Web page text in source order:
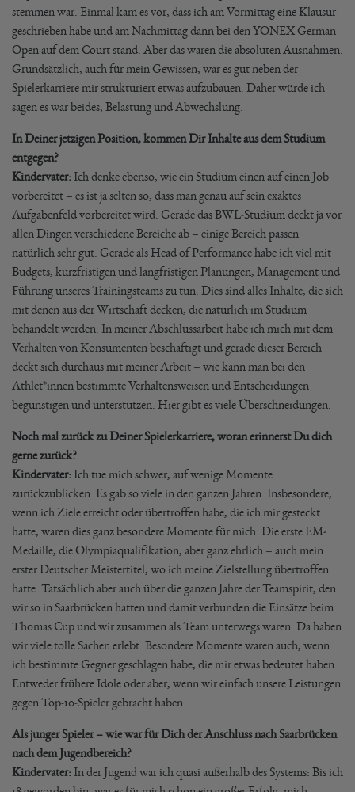
stemmen war. Einmal kam es vor, dass ich am Vormittag eine Klausur
geschrieben habe und am Nachmittag dann bei den YONEX German
Open auf dem Court stand. Aber das waren die absoluten Ausnahmen.
Grundsätzlich, auch für mein Gewissen, war es gut neben der
Spielerkarriere mir strukturiert etwas aufzubauen. Daher würde ich
sagen es war beides, Belastung und Abwechslung.
In Deiner jetzigen Position, kommen Dir Inhalte aus dem Studium
entgegen?
Kindervater: Ich denke ebenso, wie ein Studium einen auf einen Job
vorbereitet – es ist ja selten so, dass man genau auf sein exaktes
Aufgabenfeld vorbereitet wird. Gerade das BWL-Studium deckt ja vor
allen Dingen verschiedene Bereiche ab – einige Bereich passen
natürlich sehr gut. Gerade als Head of Performance habe ich viel mit
Budgets, kurzfristigen und langfristigen Planungen, Management und
Führung unseres Trainingsteams zu tun. Dies sind alles Inhalte, die sich
mit denen aus der Wirtschaft decken, die natürlich im Studium
behandelt werden. In meiner Abschlussarbeit habe ich mich mit dem
Verhalten von Konsumenten beschäftigt und gerade dieser Bereich
deckt sich durchaus mit meiner Arbeit – wie kann man bei den
Athlet*innen bestimmte Verhaltensweisen und Entscheidungen
begünstigen und unterstützen. Hier gibt es viele Überschneidungen.
Noch mal zurück zu Deiner Spielerkarriere, woran erinnerst Du dich
gerne zurück?
Kindervater: Ich tue mich schwer, auf wenige Momente
zurückzublicken. Es gab so viele in den ganzen Jahren. Insbesondere,
wenn ich Ziele erreicht oder übertroffen habe, die ich mir gesteckt
hatte, waren dies ganz besondere Momente für mich. Die erste EM-
Medaille, die Olympiaqualifikation, aber ganz ehrlich – auch mein
erster Deutscher Meistertitel, wo ich meine Zielstellung übertroffen
hatte. Tatsächlich aber auch über die ganzen Jahre der Teamspirit, den
wir so in Saarbrücken hatten und damit verbunden die Einsätze beim
Thomas Cup und wir zusammen als Team unterwegs waren. Da haben
wir viele tolle Sachen erlebt. Besondere Momente waren auch, wenn
ich bestimmte Gegner geschlagen habe, die mir etwas bedeutet haben.
Entweder frühere Idole oder aber, wenn wir einfach unsere Leistungen
gegen Top-10-Spieler gebracht haben.
Als junger Spieler – wie war für Dich der Anschluss nach Saarbrücken
nach dem Jugendbereich?
Kindervater: In der Jugend war ich quasi außerhalb des Systems: Bis ich